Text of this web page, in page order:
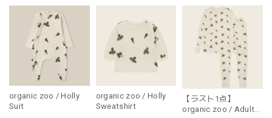
organic zoo / Holly
Suit
organic zoo / Holly
Sweatshirt
【ラスト1点】
organic zoo / Adult